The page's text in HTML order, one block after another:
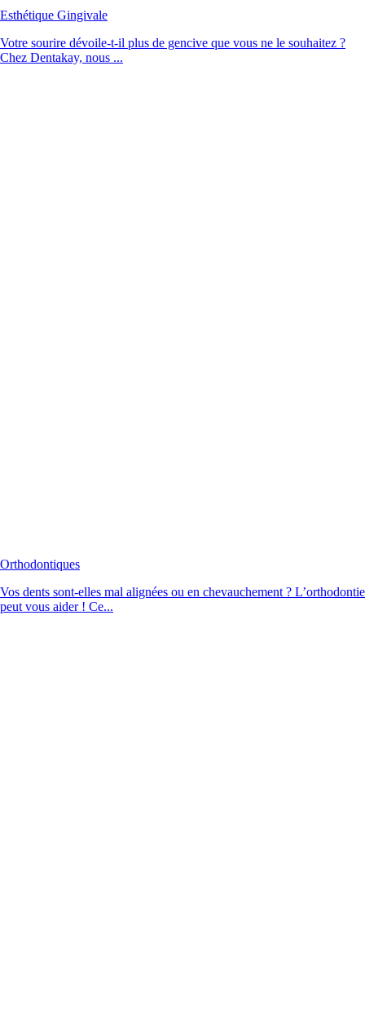
Esthétique Gingivale
Votre sourire dévoile-t-il plus de gencive que vous ne le souhaitez ?
Chez Dentakay, nous ...
Orthodontiques
Vos dents sont-elles mal alignées ou en chevauchement ? L’orthodontie
peut vous aider ! Ce...